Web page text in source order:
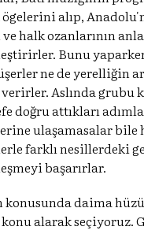
alıp,
halk ozanlarının
Bunu
ne de yerelliğin
Aslında grubu
doğru attıkları
ulaşamasalar bile
farklı nesillerdeki
başarırlar.
konusunda daima
alarak seçiyoruz.